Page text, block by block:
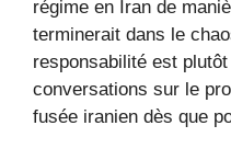
régime en Iran de
terminerait dans le
responsabilité est
conversations sur le
fusée iranien dès que